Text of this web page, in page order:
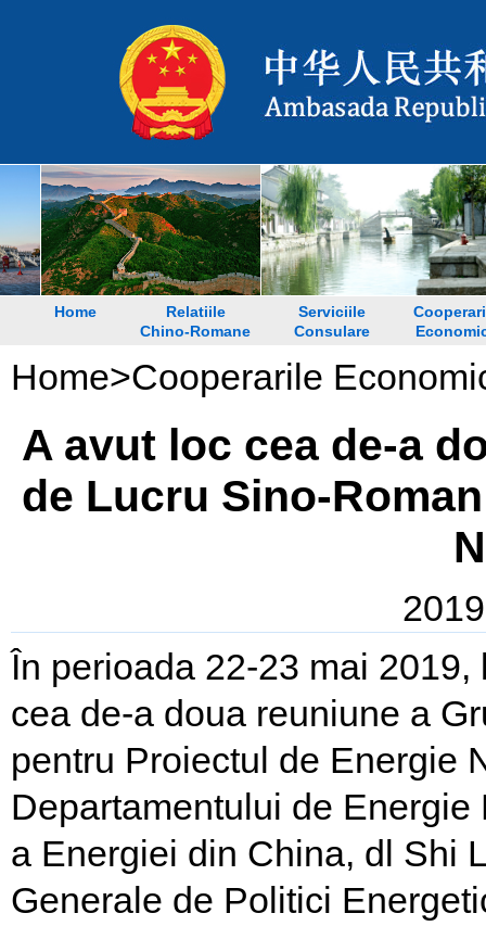
Home
Relatiile
Chino-Romane
Serviciile
Consulare
Home>Cooperarile
A avut loc cea de-a
de Lucru Sino-
În perioada 22-23 mai
cea de-a doua reuniune a
pentru Proiectul de Energie
Departamentului de
a Energiei din China, dl Shi
Generale de Politici